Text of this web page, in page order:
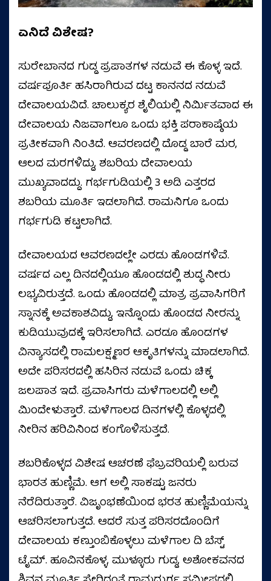
ಏನಿದೆ ವಿಶೇಷ?
ಸುರೇಬಾನದ ಗುಡ್ಡ ಪ್ರಪಾತಗಳ ನಡುವೆ ಈ ಕೊಳ್ಳ ಇದೆ.
ವರ್ಷಪೂರ್ತಿ ಹಸಿರಾಗಿರುವ ದಟ್ಟ ಕಾನನದ ನಡುವೆ
ದೇವಾಲಯವಿದೆ. ಚಾಲುಕ್ಯರ ಶೈಲಿಯಲ್ಲಿ ನಿರ್ಮಿತವಾದ ಈ
ದೇವಾಲಯ ನಿಜವಾಗಲೂ ಒಂದು ಭಕ್ತಿ ಪರಾಕಾಷ್ಠೆಯ
ಪ್ರತೀಕವಾಗಿ ನಿಂತಿದೆ. ಆವರಣದಲ್ಲಿ ದೊಡ್ಡ ಬಾರೆ ಮರ,
ಆಲದ ಮರಗಳಿದ್ದು, ಶಬರಿಯ ದೇವಾಲಯ
ಮುಖ್ಯವಾದದ್ದು. ಗರ್ಭಗುಡಿಯಲ್ಲಿ 3 ಅಡಿ ಎತ್ತರದ
ಶಬರಿಯ ಮೂರ್ತಿ ಇಡಲಾಗಿದೆ. ರಾಮನಿಗೂ ಒಂದು
ಗರ್ಭಗುಡಿ ಕಟ್ಟಲಾಗಿದೆ.
ದೇವಾಲಯದ ಆವರಣದಲ್ಲೇ ಎರಡು ಹೊಂಡಗಳಿವೆ.
ವರ್ಷದ ಎಲ್ಲ ದಿನದಲ್ಲಿಯೂ ಹೊಂಡದಲ್ಲಿ ಶುದ್ಧ ನೀರು
ಲಭ್ಯವಿರುತ್ತದೆ. ಒಂದು ಹೊಂಡದಲ್ಲಿ ಮಾತ್ರ ಪ್ರವಾಸಿಗರಿಗೆ
ಸ್ನಾನಕ್ಕೆ ಅವಕಾಶವಿದ್ದು, ಇನ್ನೊಂದು ಹೊಂಡದ ನೀರನ್ನು
ಕುಡಿಯುವುದಕ್ಕೆ ಇರಿಸಲಾಗಿದೆ. ಎರಡೂ ಹೊಂಡಗಳ
ವಿನ್ಯಾಸದಲ್ಲಿ ರಾಮಲಕ್ಷ್ಮಣರ ಆಕೃತಿಗಳನ್ನು ಮಾಡಲಾಗಿದೆ.
ಅದೇ ಪರಿಸರದಲ್ಲಿ ಹಸಿರಿನ ನಡುವೆ ಒಂದು ಚಿಕ್ಕ
ಜಲಪಾತ ಇದೆ. ಪ್ರವಾಸಿಗರು ಮಳೆಗಾಲದಲ್ಲಿ ಅಲ್ಲಿ
ಮಿಂದೇಳುತ್ತಾರೆ. ಮಳೆಗಾಲದ ದಿನಗಳಲ್ಲಿ ಕೊಳ್ಳದಲ್ಲಿ
ನೀರಿನ ಹರಿವಿನಿಂದ ಕಂಗೊಳಿಸುತ್ತದೆ.
ಶಬರಿಕೊಳ್ಳದ ವಿಶೇಷ ಆಚರಣೆ ಫೆಬ್ರವರಿಯಲ್ಲಿ ಬರುವ
ಭಾರತ ಹುಣ್ಣಿಮೆ. ಆಗ ಅಲ್ಲಿ ಸಾಕಷ್ಟು ಜನರು
ನೆರೆದಿರುತ್ತಾರೆ. ವಿಜೃಂಭಣೆಯಿಂದ ಭರತ ಹುಣ್ಣಿಮೆಯನ್ನು
ಆಚರಿಸಲಾಗುತ್ತದೆ. ಆದರೆ ಸುತ್ತ ಪರಿಸರದೊಂದಿಗೆ
ದೇವಾಲಯ ಕಣ್ತುಂಬಿಕೊಳ್ಳಲು ಮಳೆಗಾಲ ದಿ ಬೆಸ್ಟ್‌
ಟೈಮ್‌. ಹೂವಿನಕೊಳ್ಳ, ಮುಳ್ಳೂರು ಗುಡ್ಡ, ಅಶೋಕವನದ